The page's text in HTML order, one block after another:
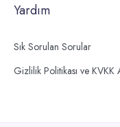
Yardım
Sık Sorulan Sorular
Gizlilik Politikası ve KVKK